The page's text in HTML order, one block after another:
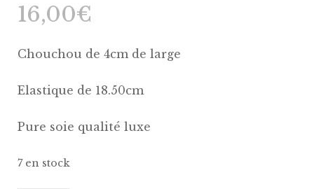
16,00€
Chouchou de 4cm de large
Elastique de 18.50cm
Pure soie qualité luxe
7 en stock